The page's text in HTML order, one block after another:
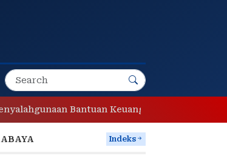
Bantuan Keuangan Desa Tropodo . Kec
Indeks